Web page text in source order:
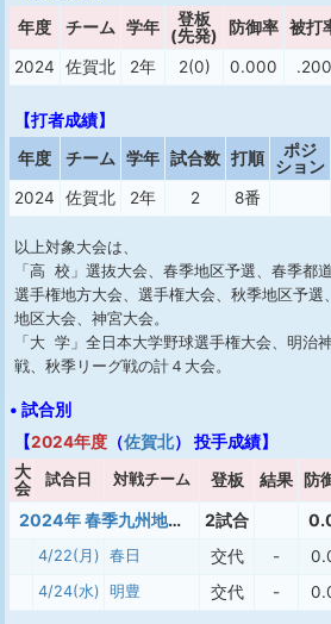
年度
チーム 学年
登板
(先発)
防御率 被打
2024 佐賀北 2年 2(0) 0.000 .200
【打者成績】
年度
チーム 学年 試合数 打順
ポジ
ション
2024 佐賀北 2年 2 8番
以上対象大会は、
「高 校」選抜大会、春季地区予選、春季都
選手権地方大会、選手権大会、秋季地区予選
地区大会、神宮大会。
「大 学」全日本大学野球選手権大会、明治
戦、秋季リーグ戦の計４大会。
• 試合別
【2024年度 （佐賀北） 投手成績】
大
会
試合日 対戦チーム 登板 結果 防
2024年 春季九州地区大会 2試合
4/22(月) 春日 交代 -
4/24(水) 明豊 交代 -